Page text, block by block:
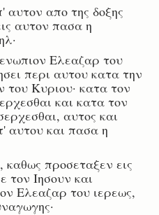
αυτον απο της δοξης
αυτον πασα η
Ελεαζαρ του
περι αυτου κατα την
του Κυριου· κατα τον
και κατα τον
αυτος και
αυτου και πασα η
προσεταξεν εις
τον Ιησουν και
Ελεαζαρ του ιερεως,